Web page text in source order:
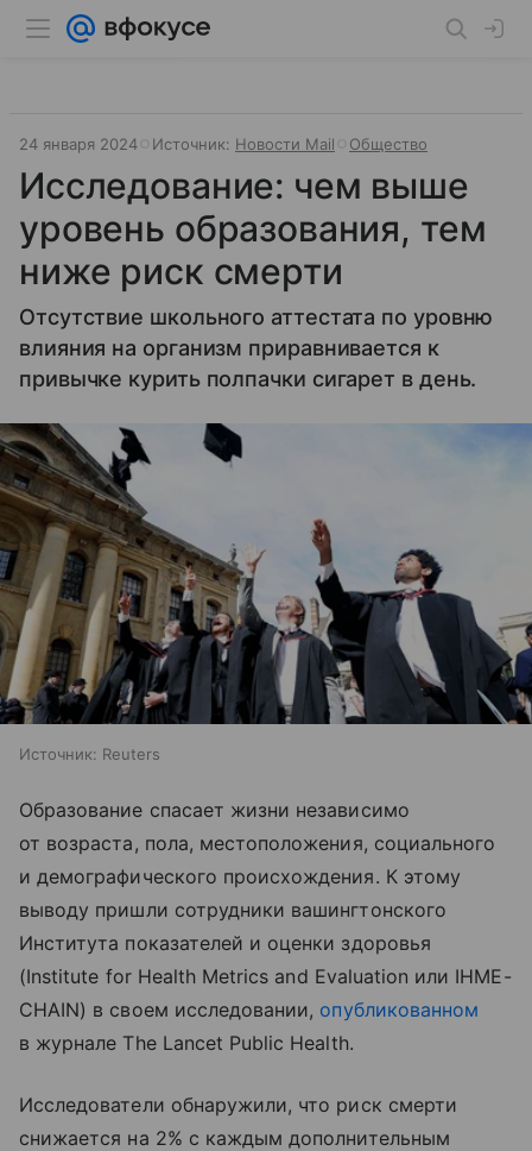
24 января 2024 Источник: Новости Mail Общество
Исследование: чем выше
уровень образования, тем
ниже риск смерти
Отсутствие школьного аттестата по уровню
влияния на организм приравнивается к
привычке курить полпачки сигарет в день.
Источник: Reuters
Образование спасает жизни независимо
от возраста, пола, местоположения, социального
и демографического происхождения. К этому
выводу пришли сотрудники вашингтонского
Института показателей и оценки здоровья
(Institute for Health Metrics and Evaluation или IHME-
CHAIN) в своем исследовании, опубликованном
в журнале The Lancet Public Health.
Исследователи обнаружили, что риск смерти
снижается на 2% с каждым дополнительным